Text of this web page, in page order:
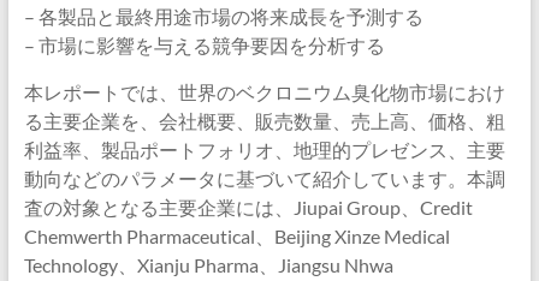
– 各製品と最終用途市場の将来成長を予測する
– 市場に影響を与える競争要因を分析する
本レポートでは、世界のベクロニウム臭化物市場におけ
る主要企業を、会社概要、販売数量、売上高、価格、粗
利益率、製品ポートフォリオ、地理的プレゼンス、主要
動向などのパラメータに基づいて紹介しています。本調
査の対象となる主要企業には、Jiupai Group、Credit
Chemwerth Pharmaceutical、Beijing Xinze Medical
Technology、Xianju Pharma、Jiangsu Nhwa